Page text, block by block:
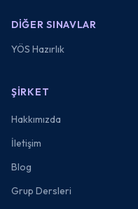
DIĞER SINAVLAR
YÖS Hazırlık
ŞIRKET
Hakkımızda
İletişim
Blog
Grup Dersleri